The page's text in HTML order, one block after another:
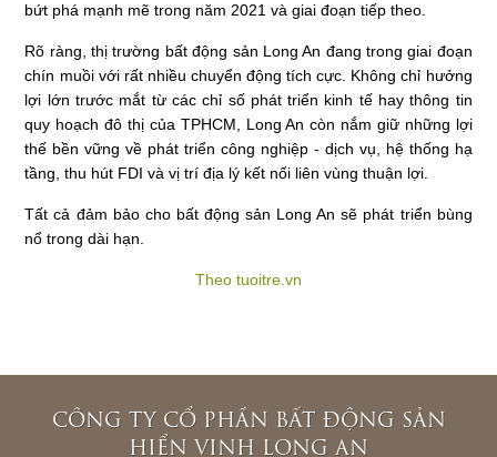
bứt phá mạnh mẽ trong năm 2021 và giai đoạn tiếp theo.
Rõ ràng, thị trường bất động sản Long An đang trong giai đoạn
chín muồi với rất nhiều chuyển động tích cực. Không chỉ hưởng
lợi lớn trước mắt từ các chỉ số phát triển kinh tế hay thông tin
quy hoạch đô thị của TPHCM, Long An còn nắm giữ những lợi
thế bền vững về phát triển công nghiệp - dịch vụ, hệ thống hạ
tầng, thu hút FDI và vị trí địa lý kết nối liên vùng thuận lợi.
Tất cả đảm bảo cho bất động sản Long An sẽ phát triển bùng
nổ trong dài hạn.
Theo tuoitre.vn
CÔNG TY CỔ PHẦN BẤT ĐỘNG SẢN
HIỂN VINH LONG AN